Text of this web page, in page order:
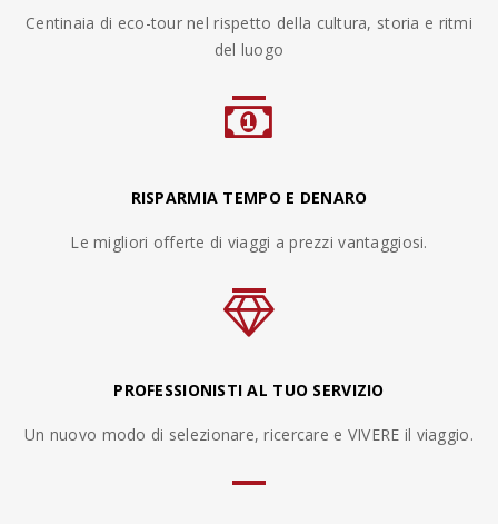
Centinaia di eco-tour nel rispetto della cultura, storia e ritmi
del luogo
RISPARMIA TEMPO E DENARO
Le migliori offerte di viaggi a prezzi vantaggiosi.
PROFESSIONISTI AL TUO SERVIZIO
Un nuovo modo di selezionare, ricercare e VIVERE il viaggio.